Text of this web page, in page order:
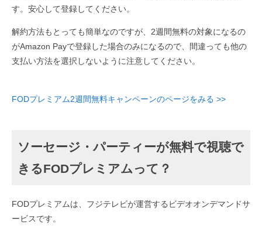
す。安心して登録してください。
解約方法もとっても簡単なのですが、2週間無料の対象になるの
がAmazon Payで登録した場合のみになるので、間違っても他の
支払い方法を選択しないように注意してください。
FODプレミアム2週間無料キャンペーンのページをみる >>
ソーセージ・パーティーが無料で視聴で
きるFODプレミアムって？
FODプレミアムは、フジテレビが運営するビデオオンデマンドサ
ービスです。